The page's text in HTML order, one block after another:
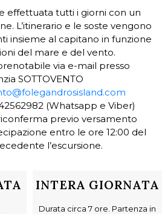
effettuata tutti i giorni con un
L’itinerario e le soste vengono
insieme al capitano in funzione
del mare e del vento.
via e-mail presso
SOTTOVENTO
(Whatsapp e Viber)
previo versamento
entro le ore 12:00 del
l’escursione.
INTERA GIORNATA
Durata circa 7 ore. Partenza in